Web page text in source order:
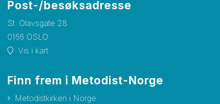
Post-/besøksadresse
St. Olavsgate 28
0166 OSLO
Vis i kart
Finn frem i Metodist-Norge
Metodistkirken i Norge